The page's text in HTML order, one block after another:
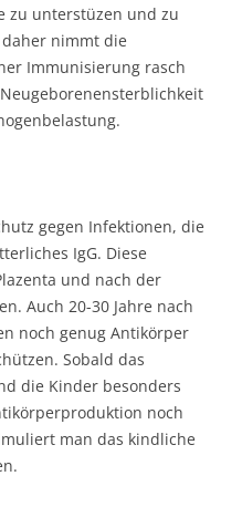
zu unterstüzen und zu
nimmt die
Immunisierung rasch
gegen Infektionen, die
IgG. Diese
und nach der
Auch 20-30 Jahre nach
noch genug Antikörper
Sobald das
die Kinder besonders
noch
man das kindliche